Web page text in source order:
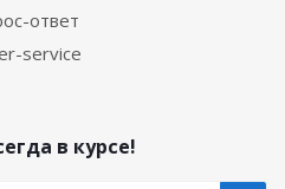
ответ
service
в курсе!